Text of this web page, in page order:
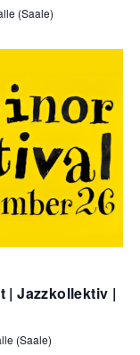
(Saale)
| Jazzkollektiv |
(Saale)